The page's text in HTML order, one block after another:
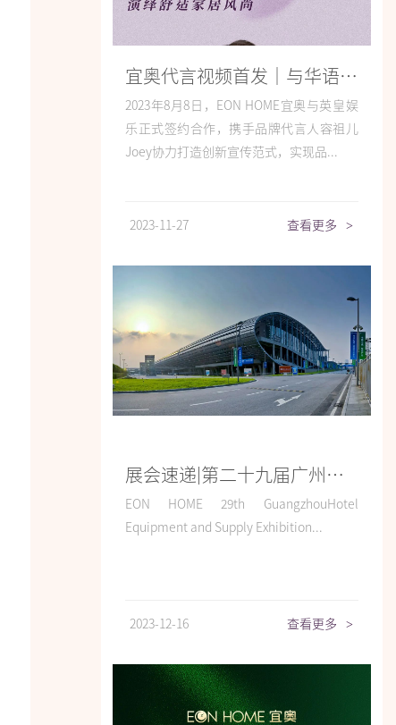
宜奥代言视频首发｜与华语歌手容祖儿共探「睡眠美肤之旅」
2023年8月8日，EON HOME宜奥与英皇娱
乐正式签约合作，携手品牌代言人容祖儿
Joey协力打造创新宣传范式，实现品...
2023-11-27 查看更多 >
展会速递|第二十九届广州酒店用品展览会精彩大放送
EON HOME 29th GuangzhouHotel
Equipment and Supply Exhibition...
2023-12-16 查看更多 >